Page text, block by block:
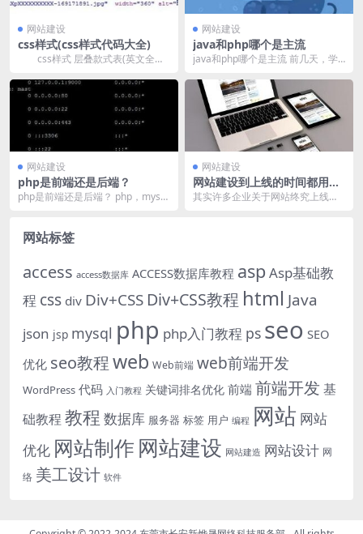
网站建设
css样式(css样式代码大全)
css样式 层叠款式表(英文全
网站建设
java和php哪个是主流
java和php哪个是主流 前几天，学
语，仍是有同...
网站建设
php是前端还是后端？
php是前端还是后端？ php，mysql
网站建设
网站建设到上线的时间都用在
哪些
其实许多企业关于网站终究上线时
网站标签
access access数据库 ACCESS数据库教程 asp Asp基础教
程 css div Div+CSS Div+CSS教程 html Java
json jsp mysql php php入门教程 ps seo SEO
优化 seo教程web Web前端 web前端开发
WordPress 代码 入门教程 关键词排名优化 前端 前端开发 基
础教程 教程 数据库 服务器 标签 用户 编程 网站 网站
优化 网站制作 网站建设 网站建造 网站设计 网
络 美工设计 软件